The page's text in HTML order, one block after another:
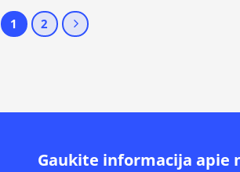
1 2
Gaukite informacija apie